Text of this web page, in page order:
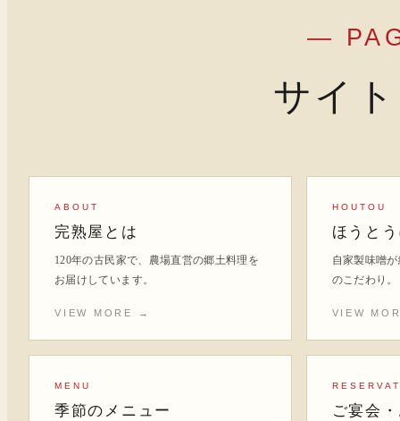
—
サイ
ABOUT
完熟屋とは
120年の古民家で、農場直営の郷土料理を
お届けしています。
VIEW MORE →
HOUTOU
ほうと
自家製味噌
のこだわり。
VIEW
MENU
季節のメニュー ご宴会